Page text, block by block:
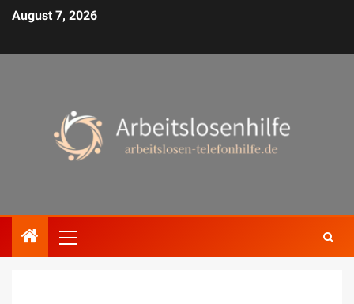
August 7, 2026